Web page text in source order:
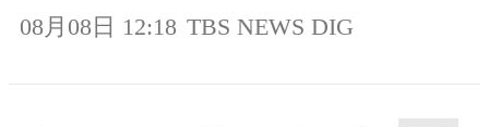
08月08日 12:18 TBS NEWS DIG